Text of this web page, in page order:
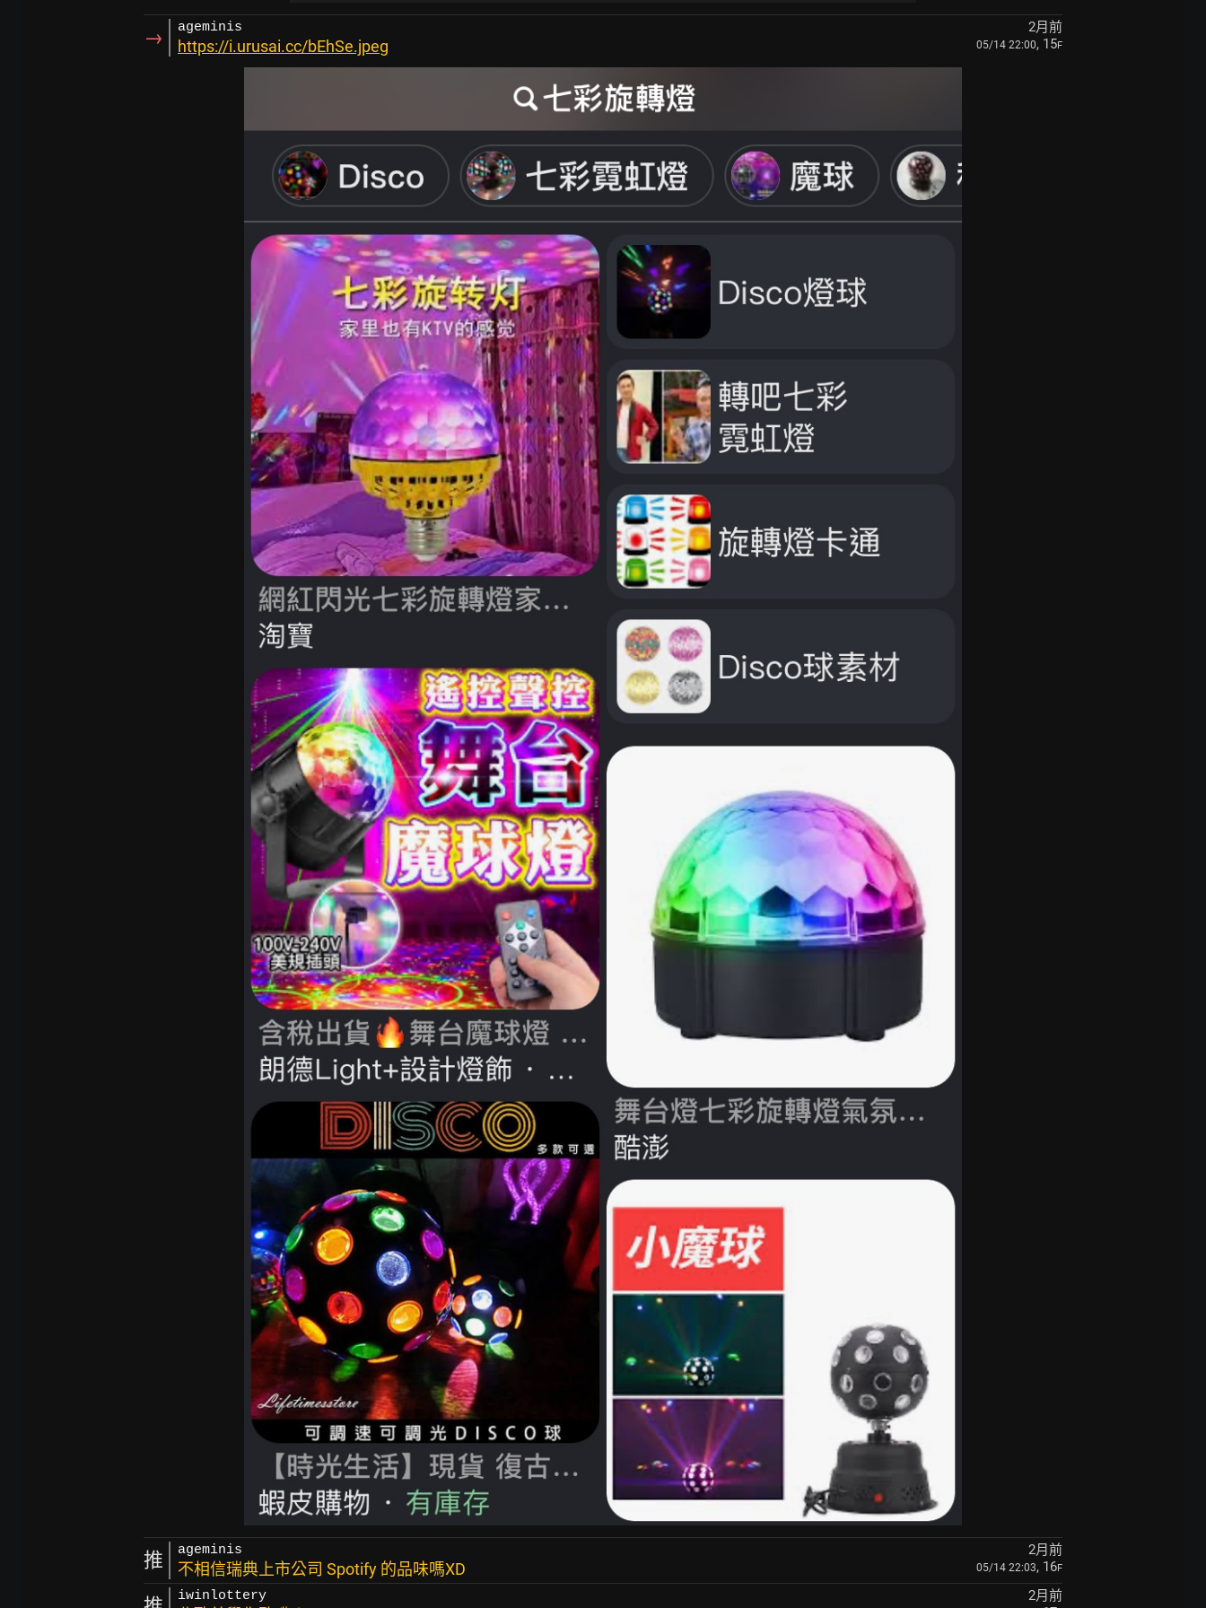
→ ageminis 2月前
https://i.urusai.cc/bEhSe.jpeg 05/14 22:00, 15F
推 ageminis 2月前
不相信瑞典上市公司 Spotify 的品味嗎XD 05/14 22:03, 16F
iwinlottery 2月前